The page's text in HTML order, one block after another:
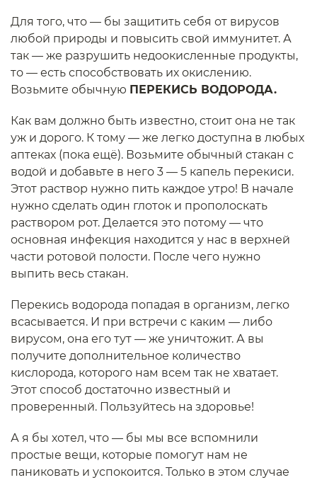
Для того, что — бы защитить себя от вирусов
любой природы и повысить свой иммунитет. А
так — же разрушить недоокисленные продукты,
то — есть способствовать их окислению.
Возьмите обычную ПЕРЕКИСЬ ВОДОРОДА.
Как вам должно быть известно, стоит она не так
уж и дорого. К тому — же легко доступна в любых
аптеках (пока ещё). Возьмите обычный стакан с
водой и добавьте в него 3 — 5 капель перекиси.
Этот раствор нужно пить каждое утро! В начале
нужно сделать один глоток и прополоскать
раствором рот. Делается это потому — что
основная инфекция находится у нас в верхней
части ротовой полости. После чего нужно
выпить весь стакан.
Перекись водорода попадая в организм, легко
всасывается. И при встречи с каким — либо
вирусом, она его тут — же уничтожит. А вы
получите дополнительное количество
кислорода, которого нам всем так не хватает.
Этот способ достаточно известный и
проверенный. Пользуйтесь на здоровье!
А я бы хотел, что — бы мы все вспомнили
простые вещи, которые помогут нам не
паниковать и успокоится. Только в этом случае